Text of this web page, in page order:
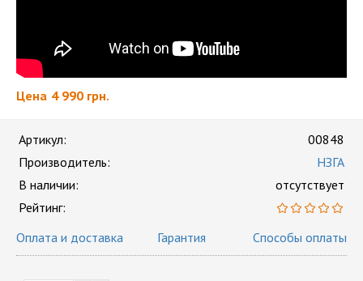
Цена 4 990 грн.
Артикул:
00848
Производитель:
НЗГА
В наличии:
отсутствует
Рейтинг:
Оплата и доставка
Гарантия Способы оплаты